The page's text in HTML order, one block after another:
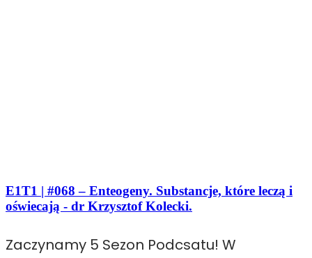
E1T1 | #068 – Enteogeny. Substancje, które leczą i
oświecają - dr Krzysztof Kolecki.
Zaczynamy 5 Sezon Podcsatu! W